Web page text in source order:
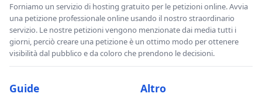
Forniamo un servizio di hosting gratuito per le petizioni online. Avvia
una petizione professionale online usando il nostro straordinario
servizio. Le nostre petizioni vengono menzionate dai media tutti i
giorni, perciò creare una petizione è un ottimo modo per ottenere
visibilità dal pubblico e da coloro che prendono le decisioni.
Guide Altro